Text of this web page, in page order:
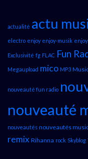
actualité actu
electro enjoy enjoy-musik
Exclusivité fg FLAC Fun
Megaupload mico MP3
nouveauté fun radio
nouveauté
nouveautés nouveautés
remix Rihanna rock Skyblog